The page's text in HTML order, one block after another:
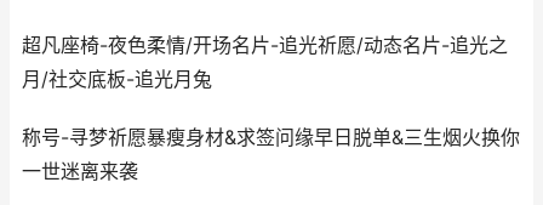
超凡座椅-夜色柔情/开场名片-追光祈愿/动态名片-追光之
月/社交底板-追光月兔
称号-寻梦祈愿暴瘦身材&求签问缘早日脱单&三生烟火换你
一世迷离来袭